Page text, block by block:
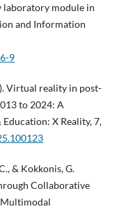
laboratory module in
and Information
9
Virtual reality in post-
to 2024: A
X Reality, 7,
& Kokkonis, G.
Collaborative
Multimodal